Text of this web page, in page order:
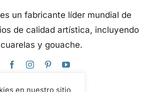
un fabricante líder mundial de
de calidad artística, incluyendo
y gouache.
en nuestro sitio